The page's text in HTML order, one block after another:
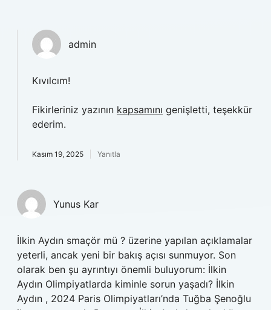
admin
Kıvılcım!
Fikirleriniz yazının kapsamını genişletti, teşekkür
ederim.
Kasım 19, 2025 Yanıtla
Yunus Kar
İlkin Aydın smaçör mü ? üzerine yapılan açıklamalar
yeterli, ancak yeni bir bakış açısı sunmuyor. Son
olarak ben şu ayrıntıyı önemli buluyorum: İlkin
Aydın Olimpiyatlarda kiminle sorun yaşadı? İlkin
Aydın , 2024 Paris Olimpiyatları’nda Tuğba Şenoğlu